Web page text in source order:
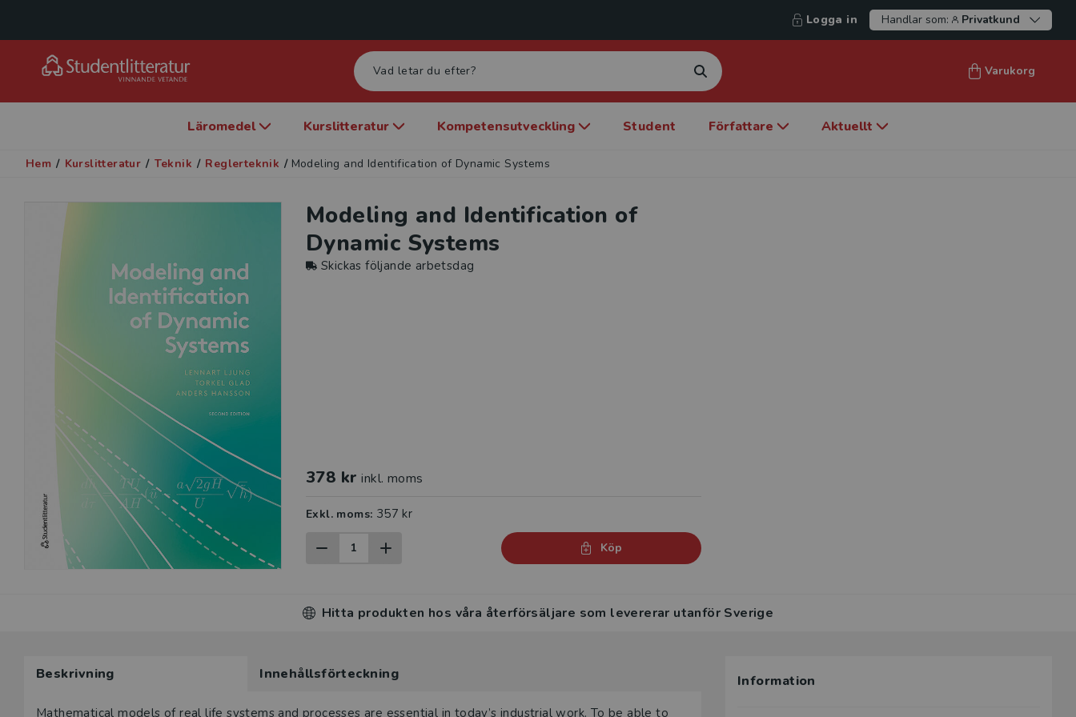
Logga in Handlar som: Privatkund
Varukorg
Läromedel Kurslitteratur Kompetensutveckling Student Författare Aktuellt
Hem / Kurslitteratur / Teknik / Reglerteknik / Modeling and Identification of Dynamic Systems
Modeling and Identification of
Dynamic Systems
Skickas följande arbetsdag
378 kr inkl. moms
Exkl. moms: 357 kr
Köp
Hitta produkten hos våra återförsäljare som levererar utanför Sverige
Beskrivning Innehållsförteckning
Mathematical models of real life systems and processes are essential in today’s industrial work. To be able to
Information